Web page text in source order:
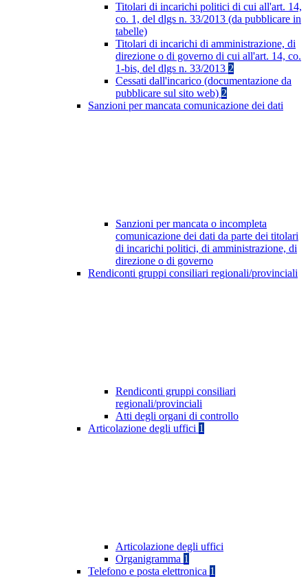
Titolari di incarichi politici di cui all'art. 14,
co. 1, del dlgs n. 33/2013 (da pubblicare in
tabelle)
Titolari di incarichi di amministrazione, di
direzione o di governo di cui all'art. 14, co.
1-bis, del dlgs n. 33/2013 2
Cessati dall'incarico (documentazione da
pubblicare sul sito web) 2
Sanzioni per mancata comunicazione dei dati
Sanzioni per mancata o incompleta
comunicazione dei dati da parte dei titolari
di incarichi politici, di amministrazione, di
direzione o di governo
Rendiconti gruppi consiliari regionali/provinciali
Rendiconti gruppi consiliari
regionali/provinciali
Atti degli organi di controllo
Articolazione degli uffici 1
Articolazione degli uffici
Organigramma 1
Telefono e posta elettronica 1